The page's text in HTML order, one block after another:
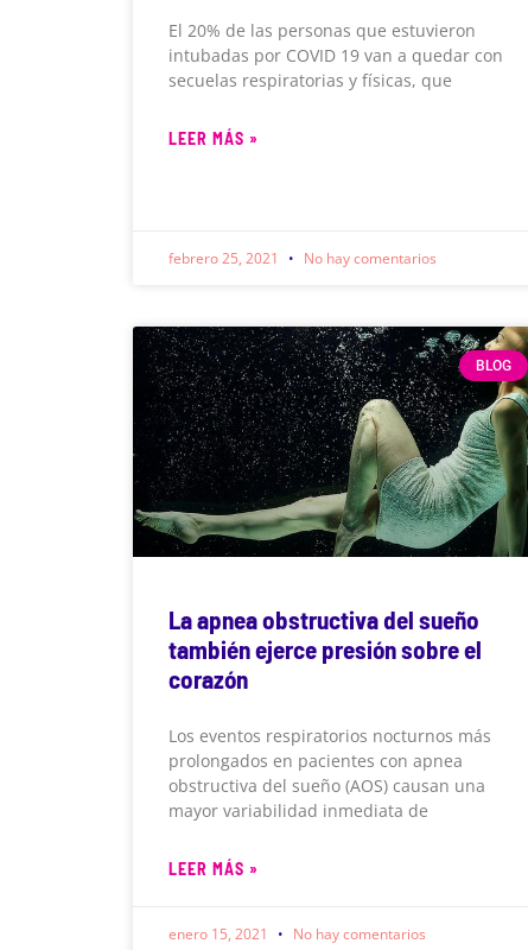
El 20% de las personas que estuvieron
intubadas por COVID 19 van a quedar con
secuelas respiratorias y físicas, que
LEER MÁS »
febrero 25, 2021 No hay comentarios
BLOG
La apnea obstructiva del sueño
también ejerce presión sobre el
corazón
Los eventos respiratorios nocturnos más
prolongados en pacientes con apnea
obstructiva del sueño (AOS) causan una
mayor variabilidad inmediata de
LEER MÁS »
enero 15, 2021 No hay comentarios